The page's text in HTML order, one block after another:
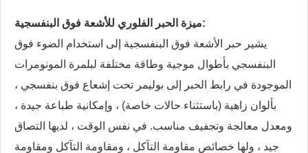
ميزة الحبر الفلوري للأشعة فوق البنفسجية:
يشير حبر الأشعة فوق البنفسجية إلى استخدام الضوء فوق
البنفسجي بأطوال موجية وطاقة مختلفة لبلمرة المونومرات
الموجودة في رابط الحبر إلى بوليمر تحت إشعاع فوق بنفسجي ،
بألوان زاهية (باستثناء حالات خاصة) ، وإمكانية طباعة جيدة ،
ومعدل معالجة وتجفيف مناسب. في نفس الوقت ، لديها التصاق
جيد ، ولها خصائص مقاومة التآكل ، ومقاومة التآكل ومقاومة